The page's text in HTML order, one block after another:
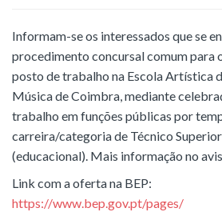
Informam-se os interessados que se
procedimento concursal comum para
posto de trabalho na Escola Artística
Música de Coimbra, mediante
trabalho em funções públicas por
carreira/categoria de Técnico
(educacional). Mais informação no
Link com a oferta na BEP:
https://www.bep.gov.pt/pages/